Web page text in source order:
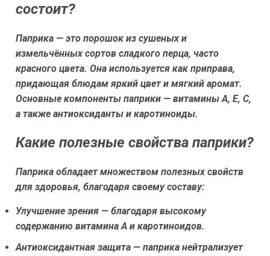
состоит?
Паприка — это порошок из сушеных и
измельчённых сортов сладкого перца, часто
красного цвета. Она используется как приправа,
придающая блюдам яркий цвет и мягкий аромат.
Основные компоненты паприки — витамины А, Е, С,
а также антиоксиданты и каротиноиды.
Какие полезные свойства паприки?
Паприка обладает множеством полезных свойств
для здоровья, благодаря своему составу:
Улучшение зрения — благодаря высокому
содержанию витамина А и каротиноидов.
Антиоксидантная защита — паприка нейтрализует